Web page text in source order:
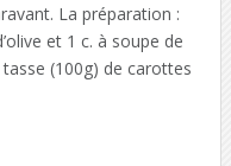
La préparation :
et 1 c. à soupe de
(100g) de carottes